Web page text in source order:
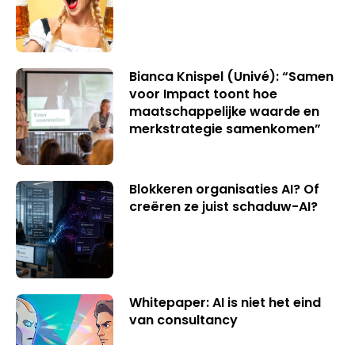
Bianca Knispel (Univé): “Samen
voor Impact toont hoe
maatschappelijke waarde en
merkstrategie samenkomen”
Blokkeren organisaties AI? Of
creëren ze juist schaduw-AI?
Whitepaper: AI is niet het eind
van consultancy